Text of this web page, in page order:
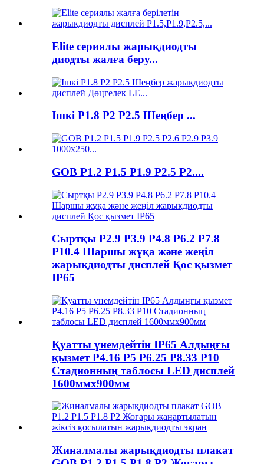
Elite сериялы жарықдиодты
диодты жалға беру...
Ішкі P1.8 P2 P2.5 Шеңбер ...
GOB P1.2 P1.5 P1.9 P2.5 P2....
Сыртқы P2.9 P3.9 P4.8 P6.2 P7.8
P10.4 Шаршы жұқа және жеңіл
жарықдиодты дисплей Қос қызмет
IP65
Қуатты үнемдейтін IP65 Алдыңғы
қызмет P4.16 P5 P6.25 P8.33 P10
Стадионның таблосы LED дисплей
1600ммx900мм
Жиналмалы жарықдиодты плакат